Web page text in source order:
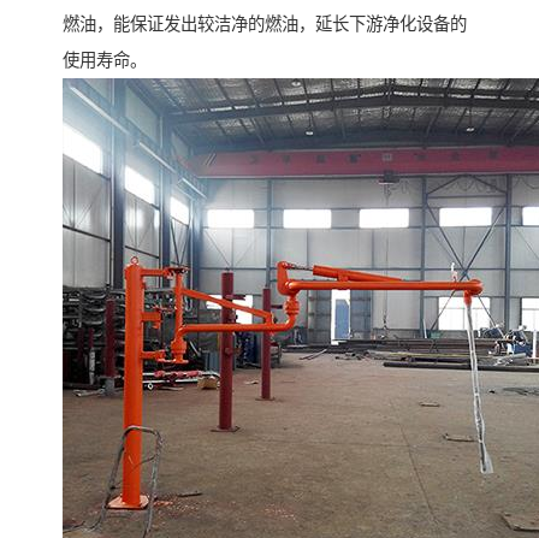
燃油，能保证发出较洁净的燃油，延长下游净化设备的
使用寿命。